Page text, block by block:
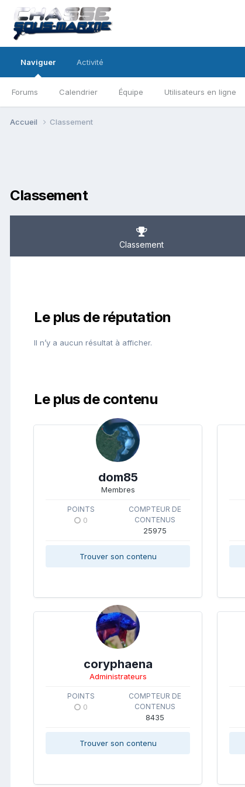
Naviguer
Forums Calendrier Équipe Utilisateurs en ligne
Activité
Accueil Classement
Classement
Classement
Le plus de réputation
Il n’y a aucun résultat à afficher.
Le plus de contenu
dom85
Membres
POINTS
0
COMPTEUR DE
CONTENUS
25975
Trouver son contenu
coryphaena
Administrateurs
POINTS
0
COMPTEUR DE
CONTENUS
8435
Trouver son contenu